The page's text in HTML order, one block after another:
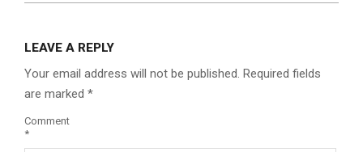
LEAVE A REPLY
Your email address will not be published. Required fields
are marked *
Comment
*